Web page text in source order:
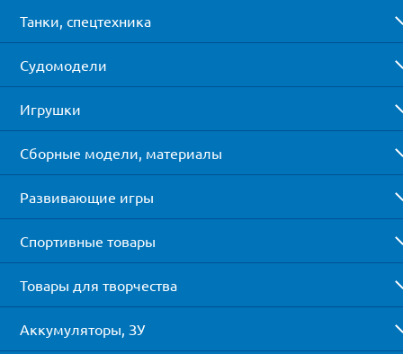
Танки, спецтехника
Судомодели
Игрушки
Сборные модели, материалы
Развивающие игры
Спортивные товары
Товары для творчества
Аккумуляторы, ЗУ